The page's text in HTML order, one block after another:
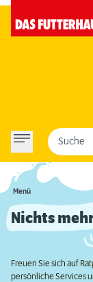
Menü
Suche
Nichts
Freuen Sie sich auf
persönliche Services